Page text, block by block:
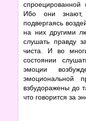
спроецированной
Ибо они
подвергаясь
на них другими
слушать правду
чиста. И во
состоянии
эмоции
эмоциональной
взбудоражены до
что говорится за